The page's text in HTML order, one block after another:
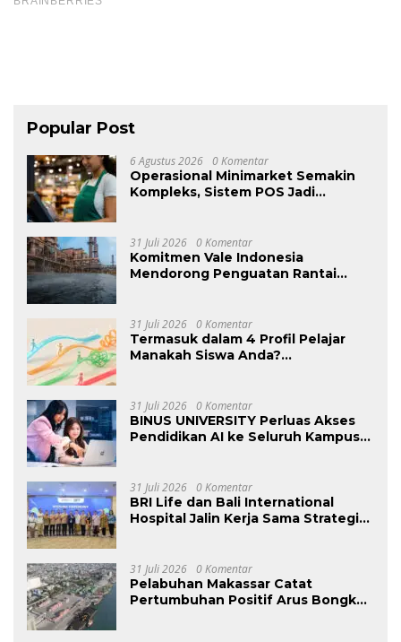
Popular Post
6 Agustus 2026 0 Komentar
Operasional Minimarket Semakin
Kompleks, Sistem POS Jadi
31 Juli 2026 0 Komentar
Komitmen Vale Indonesia
Mendorong Penguatan Rantai
31 Juli 2026 0 Komentar
Termasuk dalam 4 Profil Pelajar
Manakah Siswa Anda?
31 Juli 2026 0 Komentar
BINUS UNIVERSITY Perluas Akses
Pendidikan AI ke Seluruh Kampus
31 Juli 2026 0 Komentar
BRI Life dan Bali International
Hospital Jalin Kerja Sama Strategis
31 Juli 2026 0 Komentar
Pelabuhan Makassar Catat
Pertumbuhan Positif Arus Bongkar